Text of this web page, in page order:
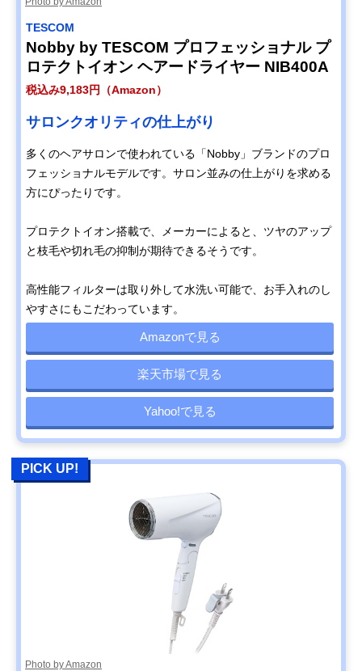
TESCOM
Nobby by TESCOM プロフェッショナル プ
ロテクトイオン ヘアードライヤー NIB400A
税込み9,183円（Amazon）
サロンクオリティの仕上がり
多くのヘアサロンで使われている「Nobby」ブランドのプロ
フェッショナルモデルです。サロン並みの仕上がりを求める
方にぴったりです。
プロテクトイオン搭載で、メーカーによると、ツヤのアップ
と枝毛や切れ毛の抑制が期待できるそうです。
高性能フィルターは取り外して水洗い可能で、お手入れのし
やすさにもこだわっています。
Amazonで見る
楽天市場で見る
Yahoo!で見る
PICK UP!
Photo by Amazon